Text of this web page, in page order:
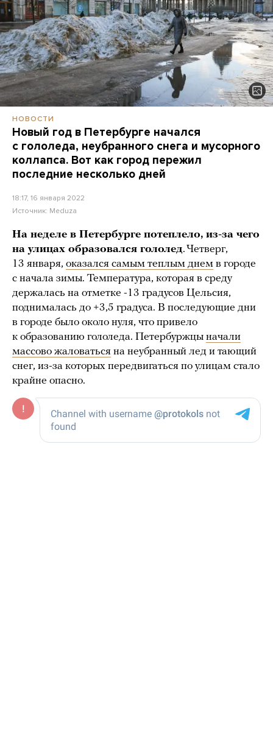
НОВОСТИ
Новый год в Петербурге начался
с гололеда, неубранного снега и мусорного
коллапса. Вот как город пережил
последние несколько дней
18:17, 16 января 2022
Источник: Meduza
На неделе в Петербурге потеплело, из-за чего
на улицах образовался гололед. Четверг,
13 января, оказался самым теплым днем в городе
с начала зимы. Температура, которая в среду
держалась на отметке -13 градусов Цельсия,
поднималась до +3,5 градуса. В последующие дни
в городе было около нуля, что привело
к образованию гололеда. Петербуржцы начали
массово жаловаться на неубранный лед и тающий
снег, из-за которых передвигаться по улицам стало
крайне опасно.